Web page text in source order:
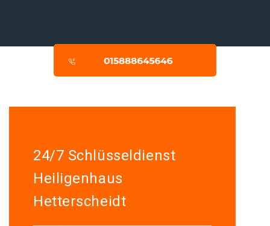
24/7 Schlüsseldienst
Heiligenhaus
Hetterscheidt